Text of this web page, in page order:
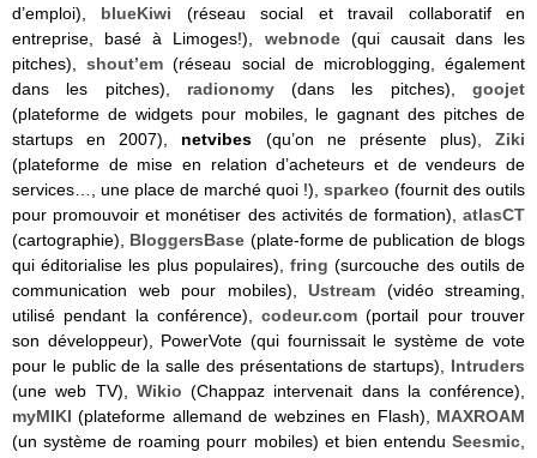
d’emploi), blueKiwi (réseau social et travail collaboratif en
entreprise, basé à Limoges!), webnode(qui causait dans les
pitches),shout’em (réseau social de microblogging, également
dans les pitches), radionomy(dans les pitches),goojet
(plateforme de widgets pour mobiles, le gagnant des pitches de
startups en 2007), netvibes (qu’on ne présente plus), Ziki
(plateforme de mise en relation d’acheteurs et de vendeurs de
services…, une place de marché quoi !), sparkeo (fournit des outils
pour promouvoir et monétiser des activités de formation), atlasCT
(cartographie), BloggersBase (plate-forme de publication de blogs
qui éditorialise les plus populaires),fring (surcouche des outils de
communication web pour mobiles), Ustream (vidéo streaming,
utilisé pendant la conférence),codeur.com (portail pour trouver
son développeur), PowerVote (qui fournissait le système de vote
pour le public de la salle des présentations de startups), Intruders
(une web TV), Wikio (Chappaz intervenait dans la conférence),
myMIKI (plateforme allemand de webzines en Flash), MAXROAM
(un système de roaming pourr mobiles) et bien entendu Seesmic,